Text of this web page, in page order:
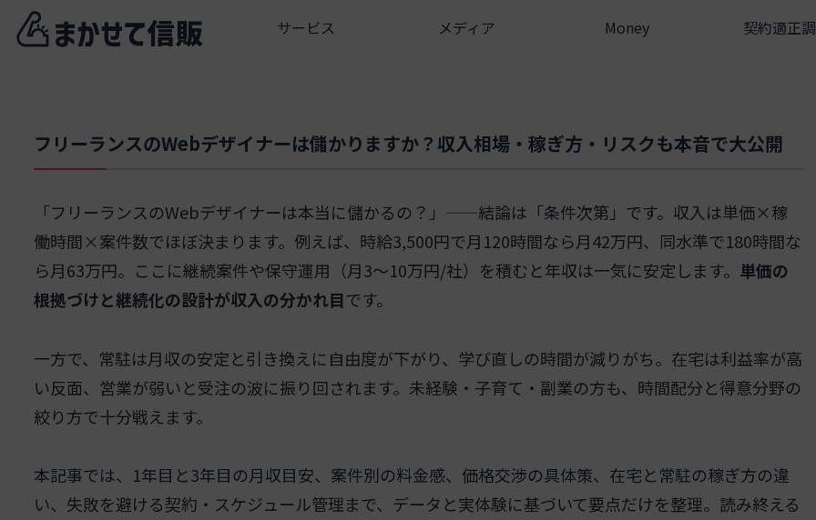
サービス メディア Money 契約適正
フリーランスのWebデザイナーは儲かりますか？収入相場・稼ぎ方・リスクも本音で大公開
「フリーランスのWebデザイナーは本当に儲かるの？」——結論は「条件次第」です。収入は単価×稼
働時間×案件数でほぼ決まります。例えば、時給3,500円で月120時間なら月42万円、同水準で180時間な
ら月63万円。ここに継続案件や保守運用（月3〜10万円/社）を積むと年収は一気に安定します。 単価の
根拠づけと継続化の設計が収入の分かれ目です。
一方で、常駐は月収の安定と引き換えに自由度が下がり、学び直しの時間が減りがち。在宅は利益率が高
い反面、営業が弱いと受注の波に振り回されます。未経験・子育て・副業の方も、時間配分と得意分野の
絞り方で十分戦えます。
本記事では、1年目と3年目の月収目安、案件別の料金感、価格交渉の具体策、在宅と常駐の稼ぎ方の違
い、失敗を避ける契約・スケジュール管理まで、データと実体験に基づいて要点だけを整理。読み終える